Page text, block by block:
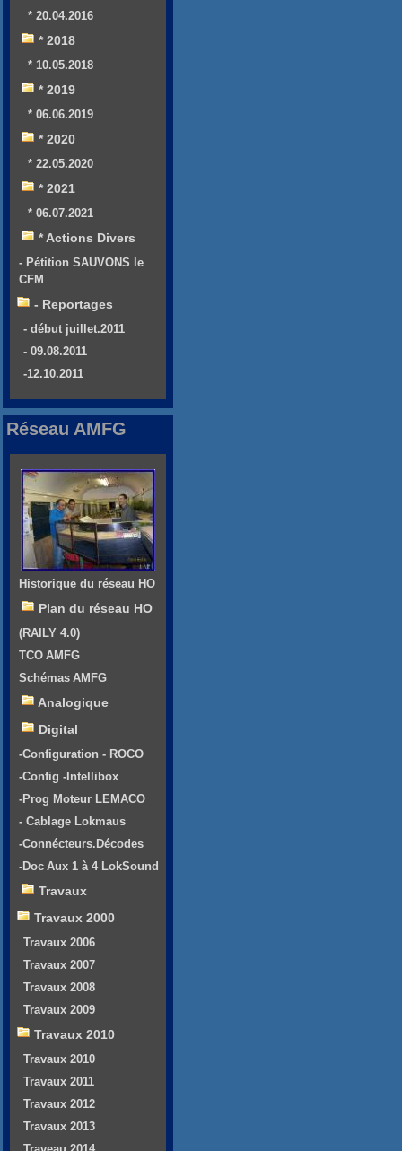
* 20.04.2016
* 2018
* 10.05.2018
* 2019
* 06.06.2019
* 2020
* 22.05.2020
* 2021
* 06.07.2021
* Actions Divers
- Pétition SAUVONS le
CFM
- Reportages
- début juillet.2011
- 09.08.2011
-12.10.2011
Réseau AMFG
Historique du réseau HO
Plan du réseau HO
(RAILY 4.0)
TCO AMFG
Schémas AMFG
Analogique
Digital
-Configuration - ROCO
-Config -Intellibox
-Prog Moteur LEMACO
- Cablage Lokmaus
-Connécteurs.Décodes
-Doc Aux 1 à 4 LokSound
Travaux
Travaux 2000
Travaux 2006
Travaux 2007
Travaux 2008
Travaux 2009
Travaux 2010
Travaux 2010
Travaux 2011
Travaux 2012
Travaux 2013